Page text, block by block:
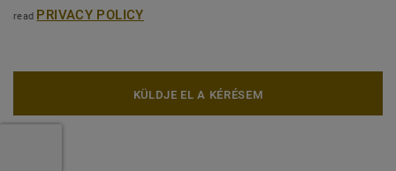
read PRIVACY POLICY
KÜLDJE EL A KÉRÉSEM